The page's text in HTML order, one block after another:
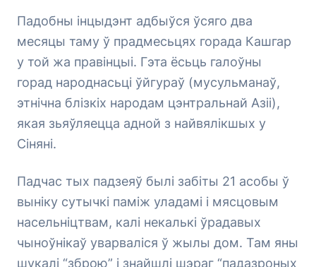
Падобны інцыдэнт адбыўся ўсяго два
месяцы таму ў прадмесьцях горада Кашгар
у той жа правінцыі. Гэта ёсьць галоўны
горад народнасьці ўйгураў (мусульманаў,
этнічна блізкіх народам цэнтральнай Азіі),
якая зьяўляецца адной з найвялікшых у
Сіняні.
Падчас тых падзеяў былі забіты 21 асобы ў
выніку сутычкі паміж уладамі і мясцовым
насельніцтвам, калі некалькі ўрадавых
чыноўнікаў уварваліся ў жылы дом. Там яны
шукалі “зброю” і знайшлі шэраг “падазроных